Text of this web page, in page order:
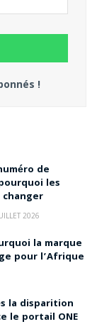
!
de
les
2026
la marque
pour l’Afrique
la disparition
le portail ONE